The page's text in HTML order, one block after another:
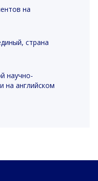
на
страна
научно-
на английском